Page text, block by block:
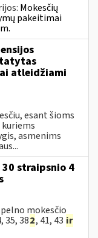
Mokesčių
pakeitimai
atleidžiami
esant šioms
asmenims
straipsnio 4
mokesčio
35, 382, 41, 43 ir